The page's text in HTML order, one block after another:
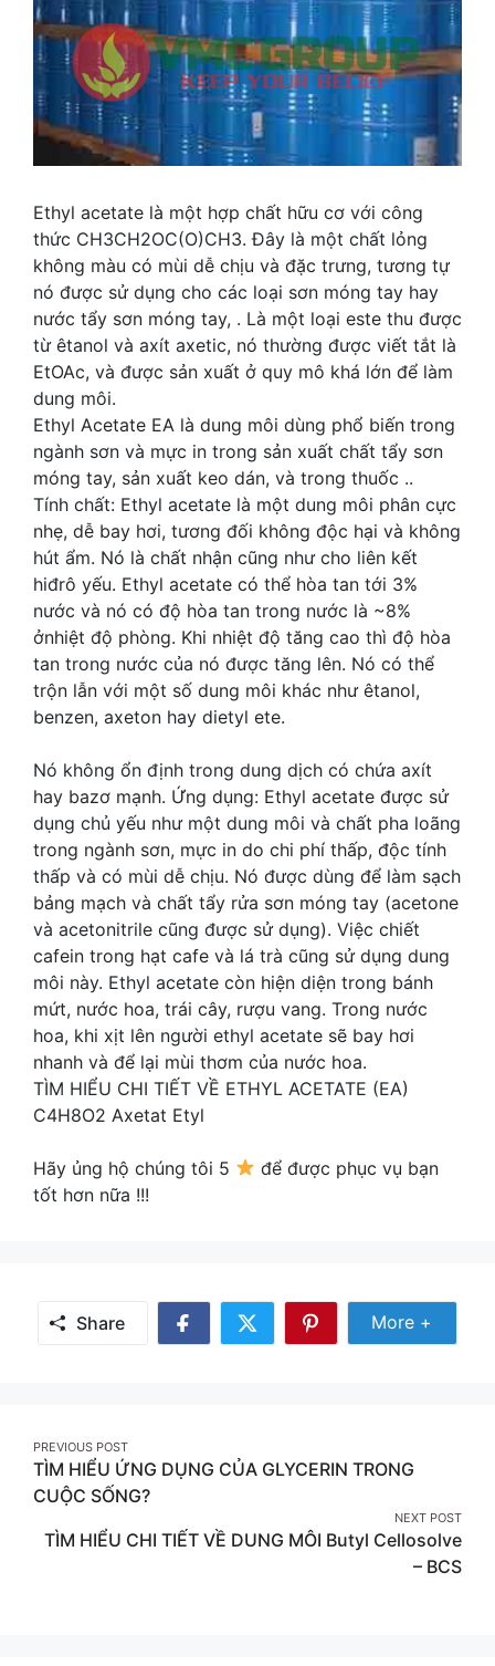
Ethyl acetate là một hợp chất hữu cơ với công
thức CH3CH2OC(O)CH3. Đây là một chất lỏng
không màu có mùi dễ chịu và đặc trưng, tương tự
nó được sử dụng cho các loại sơn móng tay hay
nước tẩy sơn móng tay, . Là một loại este thu được
từ êtanol và axít axetic, nó thường được viết tắt là
EtOAc, và được sản xuất ở quy mô khá lớn để làm
dung môi.
Ethyl Acetate EA là dung môi dùng phổ biến trong
ngành sơn và mực in trong sản xuất chất tẩy sơn
móng tay, sản xuất keo dán, và trong thuốc ..
Tính chất: Ethyl acetate là một dung môi phân cực
nhẹ, dễ bay hơi, tương đối không độc hại và không
hút ẩm. Nó là chất nhận cũng như cho liên kết
hiđrô yếu. Ethyl acetate có thể hòa tan tới 3%
nước và nó có độ hòa tan trong nước là ~8%
ởnhiệt độ phòng. Khi nhiệt độ tăng cao thì độ hòa
tan trong nước của nó được tăng lên. Nó có thể
trộn lẫn với một số dung môi khác như êtanol,
benzen, axeton hay dietyl ete.
Nó không ổn định trong dung dịch có chứa axít
hay bazơ mạnh. Ứng dụng: Ethyl acetate được sử
dụng chủ yếu như một dung môi và chất pha loãng
trong ngành sơn, mực in do chi phí thấp, độc tính
thấp và có mùi dễ chịu. Nó được dùng để làm sạch
bảng mạch và chất tẩy rửa sơn móng tay (acetone
và acetonitrile cũng được sử dụng). Việc chiết
cafein trong hạt cafe và lá trà cũng sử dụng dung
môi này. Ethyl acetate còn hiện diện trong bánh
mứt, nước hoa, trái cây, rượu vang. Trong nước
hoa, khi xịt lên người ethyl acetate sẽ bay hơi
nhanh và để lại mùi thơm của nước hoa.
TÌM HIỂU CHI TIẾT VỀ ETHYL ACETATE (EA)
C4H8O2 Axetat Etyl
Hãy ủng hộ chúng tôi 5
để được phục vụ bạn
tốt hơn nữa !!!
Share
Share
Share
Share
More
More +
Post
navigation
PREVIOUS POST
TÌM HIỂU ỨNG DỤNG CỦA GLYCERIN TRONG
CUỘC SỐNG?
NEXT POST
TÌM HIỂU CHI TIẾT VỀ DUNG MÔI Butyl Cellosolve
– BCS